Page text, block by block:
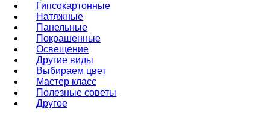
Гипсокартонные
Натяжные
Панельные
Покрашенные
Освещение
Другие виды
Выбираем цвет
Мастер класс
Полезные советы
Другое